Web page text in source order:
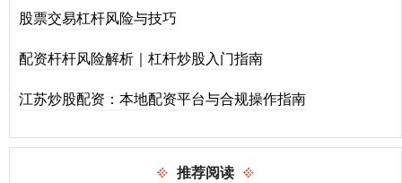
股票交易杠杆风险与技巧
配资杆杆风险解析｜杠杆炒股入门指南
江苏炒股配资：本地配资平台与合规操作指南
推荐阅读